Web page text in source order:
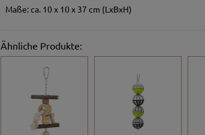
Maße: ca. 10 x 10 x 37 cm (LxBxH)
Ähnliche Produkte: